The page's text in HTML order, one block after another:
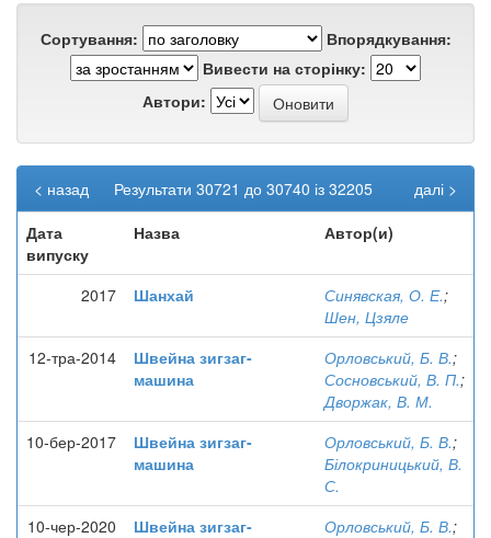
Сортування:
Впорядкування:
Вивести на сторінку:
Автори:
Результати 30721 до 30740 із 32205
< назад
далі >
Дата
випуску
Назва Автор(и)
2017 Шанхай Синявская, О. Е.;
Шен, Цзяле
12-тра-2014
Швейна зигзаг-
машина
Орловський, Б. В.;
Сосновський, В. П.;
Дворжак, В. М.
10-бер-2017
Швейна зигзаг-
машина
Орловський, Б. В.;
Білокриницький, В.
С.
10-чер-2020
Швейна зигзаг-
Орловський, Б. В.;